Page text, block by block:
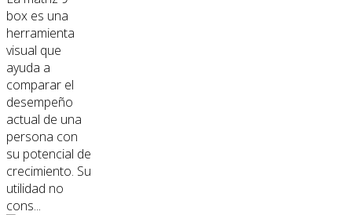
box es una
herramienta
visual que
ayuda a
comparar el
desempeño
actual de una
persona con
su potencial de
crecimiento. Su
utilidad no
cons...